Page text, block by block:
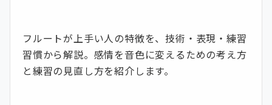
フルートが上手い人の特徴を、技術・表現・練習
習慣から解説。感情を音色に変えるための考え方
と練習の見直し方を紹介します。